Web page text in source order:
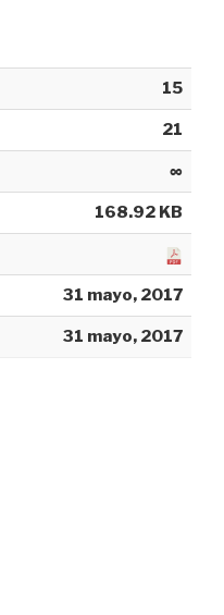
15
21
∞
168.92 KB
31 mayo, 2017
31 mayo, 2017